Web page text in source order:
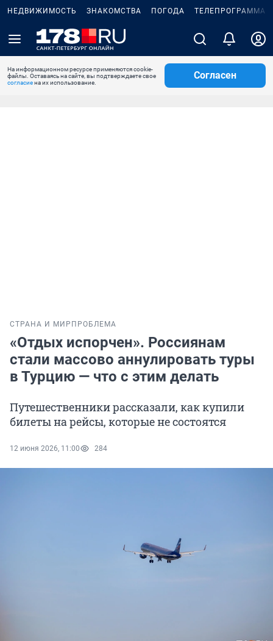
НЕДВИЖИМОСТЬ ЗНАКОМСТВА ПОГОДА ТЕЛЕПРОГРАММА
На информационном ресурсе применяются cookie-
файлы. Оставаясь на сайте, вы подтверждаете свое
согласиена их использование.
Согласен
СТРАНА И МИР ПРОБЛЕМА
«Отдых испорчен». Россиянам
стали массово аннулировать туры
в Турцию — что с этим делать
Путешественники рассказали, как купили
билеты на рейсы, которые не состоятся
12 июня 2026, 11:00 284